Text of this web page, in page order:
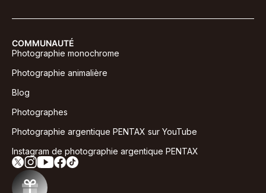
COMMUNAUTÉ
Photographie monochrome
Photographie animalière
Blog
Photographes
Photographie argentique PENTAX sur YouTube
Instagram de photographie argentique PENTAX